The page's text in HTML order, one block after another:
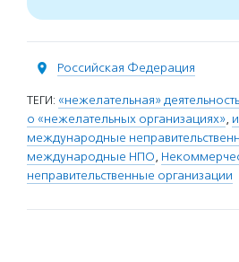
Российская Федерация
ТЕГИ: «нежелательная» деятельность
о «нежелательных организациях»,
международные
международные НПО,
неправительственные организации